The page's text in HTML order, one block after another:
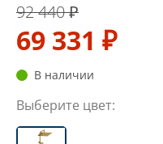
92 440 ₽
69 331 ₽
В наличии
Выберите цвет: